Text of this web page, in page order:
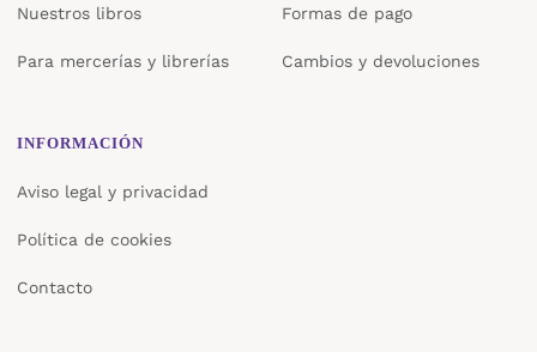
Nuestros libros
Para mercerías y librerías
Formas de pago
Cambios y devoluciones
INFORMACIÓN
Aviso legal y privacidad
Política de cookies
Contacto